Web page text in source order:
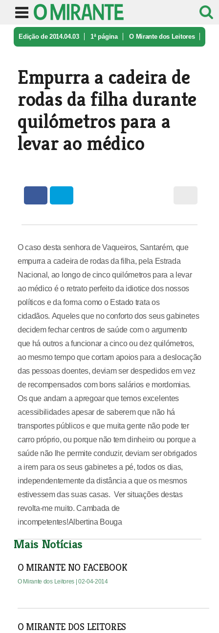
Edição de 2014.04.03 1ª página O Mirante dos Leitores
Empurra a cadeira de
rodas da filha durante
quilómetros para a
levar ao médico
O caso desta senhora de Vaqueiros, Santarém, que
empurra a cadeira de rodas da filha, pela Estrada
Nacional, ao longo de cinco quilómetros para a levar
ao médico é o retrato perfeito da idiotice dos nossos
políticos e da forma como o Estado trata os
cidadãos. Aqueles que no conforto dos seus gabinetes
decidem fechar centros de saúde com o argumento
que há outros a funcionar a cinco ou dez quilómetros,
ao mesmo tempo que cortam apoios para a deslocação
das pessoas doentes, deviam ser despedidos em vez
de recompensados com bons salários e mordomias.
Os que andam a apregoar que temos excelentes
acessibilidades apesar de saberem que não há
transportes públicos e que muita gente não pode ter
carro próprio, ou porque não tem dinheiro ou porque a
saúde não lhe permite conduzir, deviam ser obrigados
a irem para os seus gabinetes a pé, todos os dias,
independentemente da distância a que os mesmos
estivessem das suas casas. Ver situações destas
revolta-me muito. Cambada de
incompetentes!Albertina Bouga
Mais Notícias
O MIRANTE NO FACEBOOK
O Mirante dos Leitores | 02-04-2014
O MIRANTE DOS LEITORES